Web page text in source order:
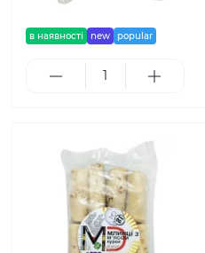
в наявності new popular